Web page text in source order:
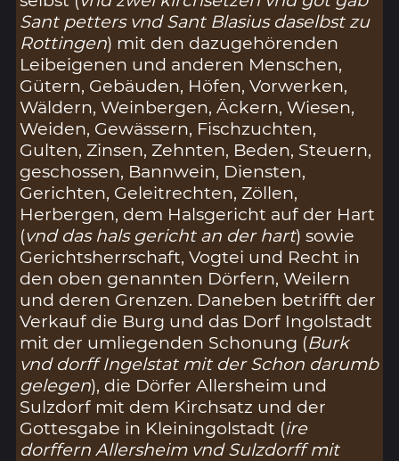
Sant petters vnd Sant Blasius daselbst zu
Rottingen) mit den dazugehörenden
Leibeigenen und anderen Menschen,
Gütern, Gebäuden, Höfen, Vorwerken,
Wäldern, Weinbergen, Äckern, Wiesen,
Weiden, Gewässern, Fischzuchten,
Gulten, Zinsen, Zehnten, Beden, Steuern,
geschossen, Bannwein, Diensten,
Gerichten, Geleitrechten, Zöllen,
Herbergen, dem Halsgericht auf der Hart
(vnd das hals gericht an der hart) sowie
Gerichtsherrschaft, Vogtei und Recht in
den oben genannten Dörfern, Weilern
und deren Grenzen. Daneben betrifft der
Verkauf die Burg und das Dorf Ingolstadt
mit der umliegenden Schonung (Burk
vnd dorff Ingelstat mit der Schon darumb
gelegen), die Dörfer Allersheim und
Sulzdorf mit dem Kirchsatz und der
Gottesgabe in Kleiningolstadt (ire
dorffern Allersheim vnd Sulzdorff mit